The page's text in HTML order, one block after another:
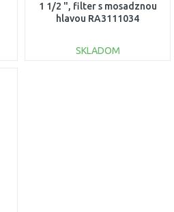
1 1/2 ", filter s mosadznou
hlavou RA3111034
SKLADOM